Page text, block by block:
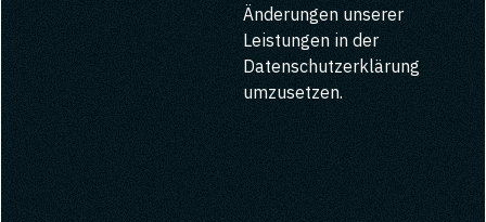
Änderungen unserer
Leistungen in der
Datenschutzerklärung
umzusetzen.